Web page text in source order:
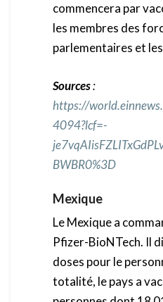
commencera par
les membres des
parlementaires et
Sources:
https://
4094?lcf=-
BWBR0%3D
Mexique
Le Mexique a
Pfizer-BioNTech. Il
doses pour le
totalité, le pays a